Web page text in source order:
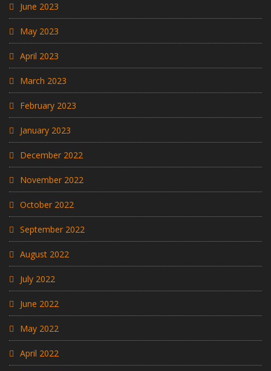
June 2023
May 2023
April 2023
March 2023
February 2023
January 2023
December 2022
November 2022
October 2022
September 2022
August 2022
July 2022
June 2022
May 2022
April 2022